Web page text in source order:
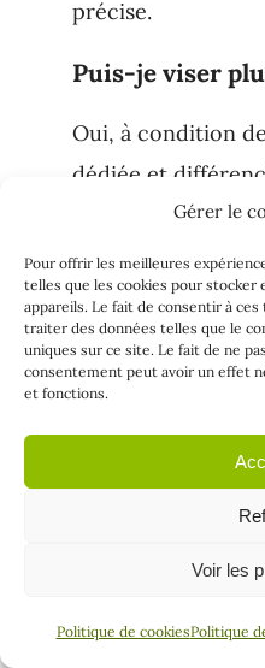
Gérer le
Pour offrir les meilleures
telles que les cookies pour
appareils. Le fait de consentir à
traiter des données telles que le
uniques sur ce site. Le fait de ne
consentement peut avoir un effet
et fonctions.
Voir les
Politique de cookiesPolitique
précise.
Puis-je viser
Oui, à condition
dédiée et
et de soigner
sur chaque zone.
Conclusion
Apparaître dans le
ville n’a rien de
combinaison
site rapide, de
pertinentes,
fond, mais c’est